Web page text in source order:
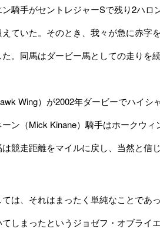
騎手がセントレジャーSで残り2ハ
ていた。そのとき、我々が急に赤字
。同馬はダービー馬としての走りを
Wing）が2002年ダービーでハイシ
ン（Mick Kinane）騎手はホークウ
競走距離をマイルに戻し、当然と信
は、それはまったく単純なことであ
しまったというジョゼフ・オブライ